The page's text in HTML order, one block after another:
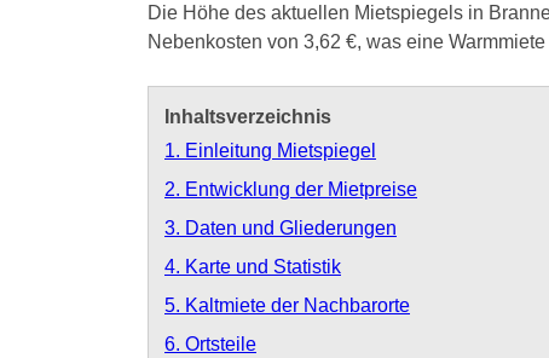
Die Höhe des aktuellen Mietspiegels in
Nebenkosten von 3,62 €, was eine
Inhaltsverzeichnis
1. Einleitung Mietspiegel
2. Entwicklung der Mietpreise
3. Daten und Gliederungen
4. Karte und Statistik
5. Kaltmiete der Nachbarorte
6. Ortsteile